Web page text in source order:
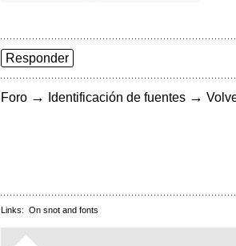
Responder
Foro → Identificación de fuentes →
Links: On snot and fonts